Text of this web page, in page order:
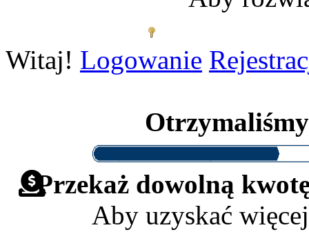
Witaj! Logowanie
Przekaż dowolną
Aby uzyskać